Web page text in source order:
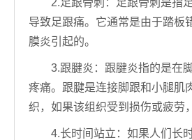
导致足跟痛。它通常是由于踏板
膜炎引起的。
3.跟腱炎：跟腱炎指的是在
疼痛。跟腱是连接脚跟和小腿肌
织，如果该组织受到损伤或疲劳
4.长时间站立：如果人们长